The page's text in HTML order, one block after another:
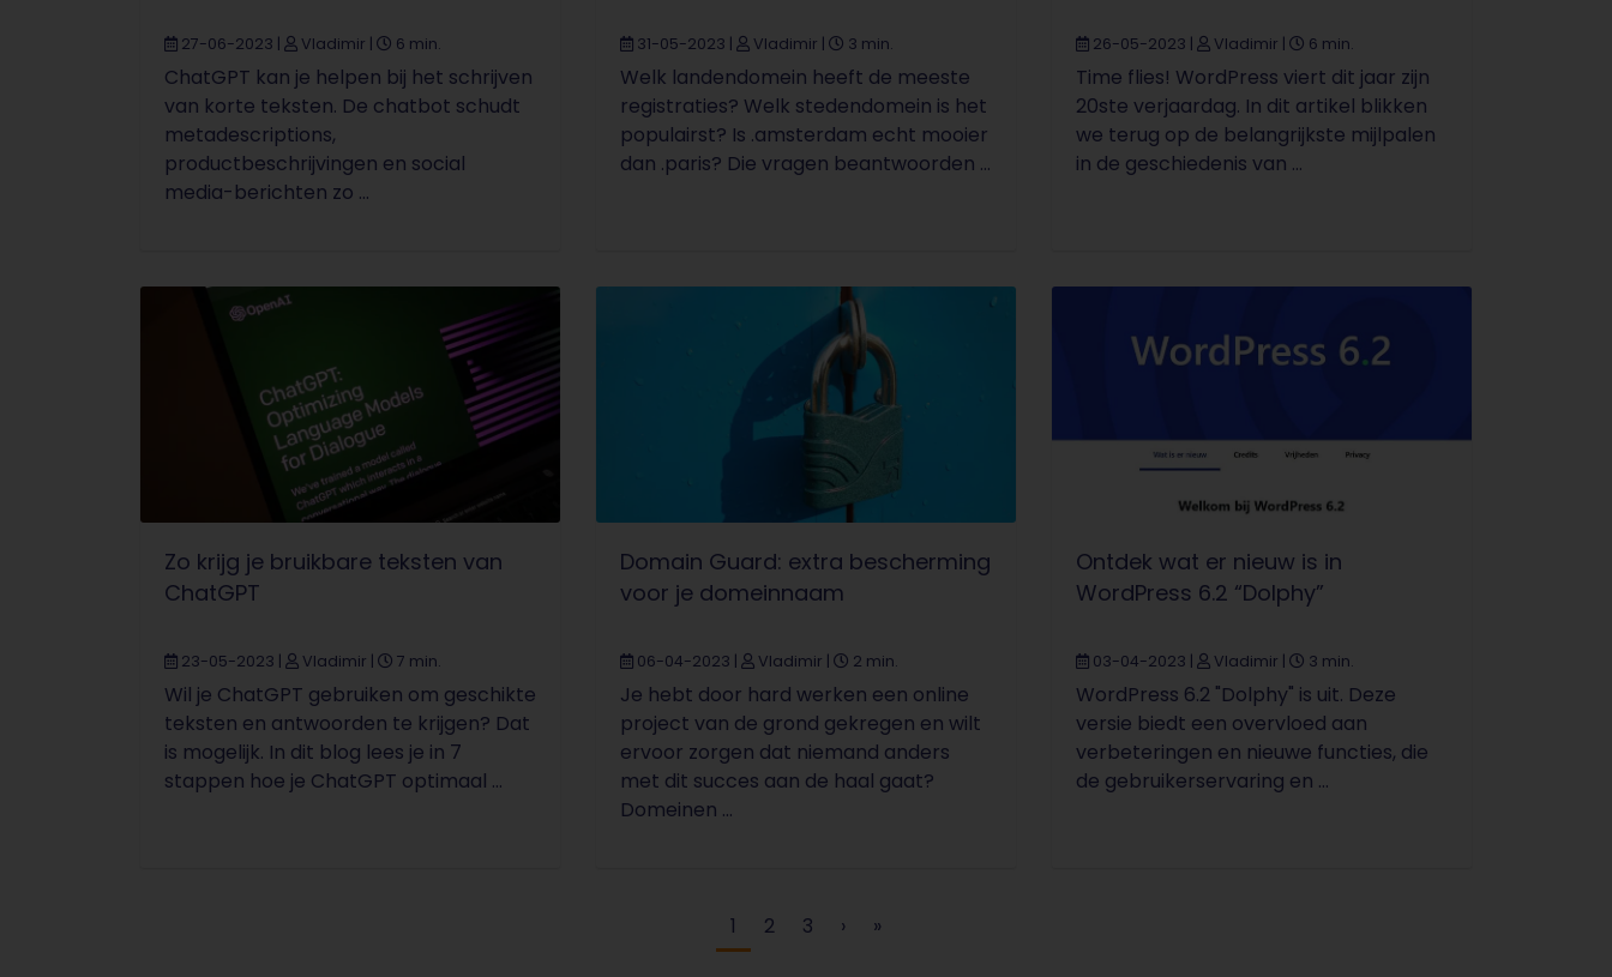
27-06-2023 Vladimir 6 min.
ChatGPT kan je helpen bij het schrijven
van korte teksten. De chatbot schudt
metadescriptions,
productbeschrijvingen en social
media-berichten zo ...
31-05-2023 Vladimir 3 min.
Welk landendomein heeft de meeste
registraties? Welk stedendomein is het
populairst? Is .amsterdam echt mooier
dan .paris? Die vragen beantwoorden ...
26-05-2023 Vladimir 6 min.
Time flies! WordPress viert dit jaar zijn
20ste verjaardag. In dit artikel blikken
we terug op de belangrijkste mijlpalen
in de geschiedenis van ...
Zo krijg je bruikbare teksten van
ChatGPT
23-05-2023 Vladimir 7 min.
Wil je ChatGPT gebruiken om geschikte
teksten en antwoorden te krijgen? Dat
is mogelijk. In dit blog lees je in 7
stappen hoe je ChatGPT optimaal ...
Domain Guard: extra bescherming
voor je domeinnaam
06-04-2023 Vladimir 2 min.
Je hebt door hard werken een online
project van de grond gekregen en wilt
ervoor zorgen dat niemand anders
met dit succes aan de haal gaat?
Domeinen ...
Ontdek wat er nieuw is in
WordPress 6.2 “Dolphy”
03-04-2023 Vladimir 3 min.
WordPress 6.2 "Dolphy" is uit. Deze
versie biedt een overvloed aan
verbeteringen en nieuwe functies, die
de gebruikerservaring en ...
Huidige pagina
1 Pagina
2 Pagina
3 › »